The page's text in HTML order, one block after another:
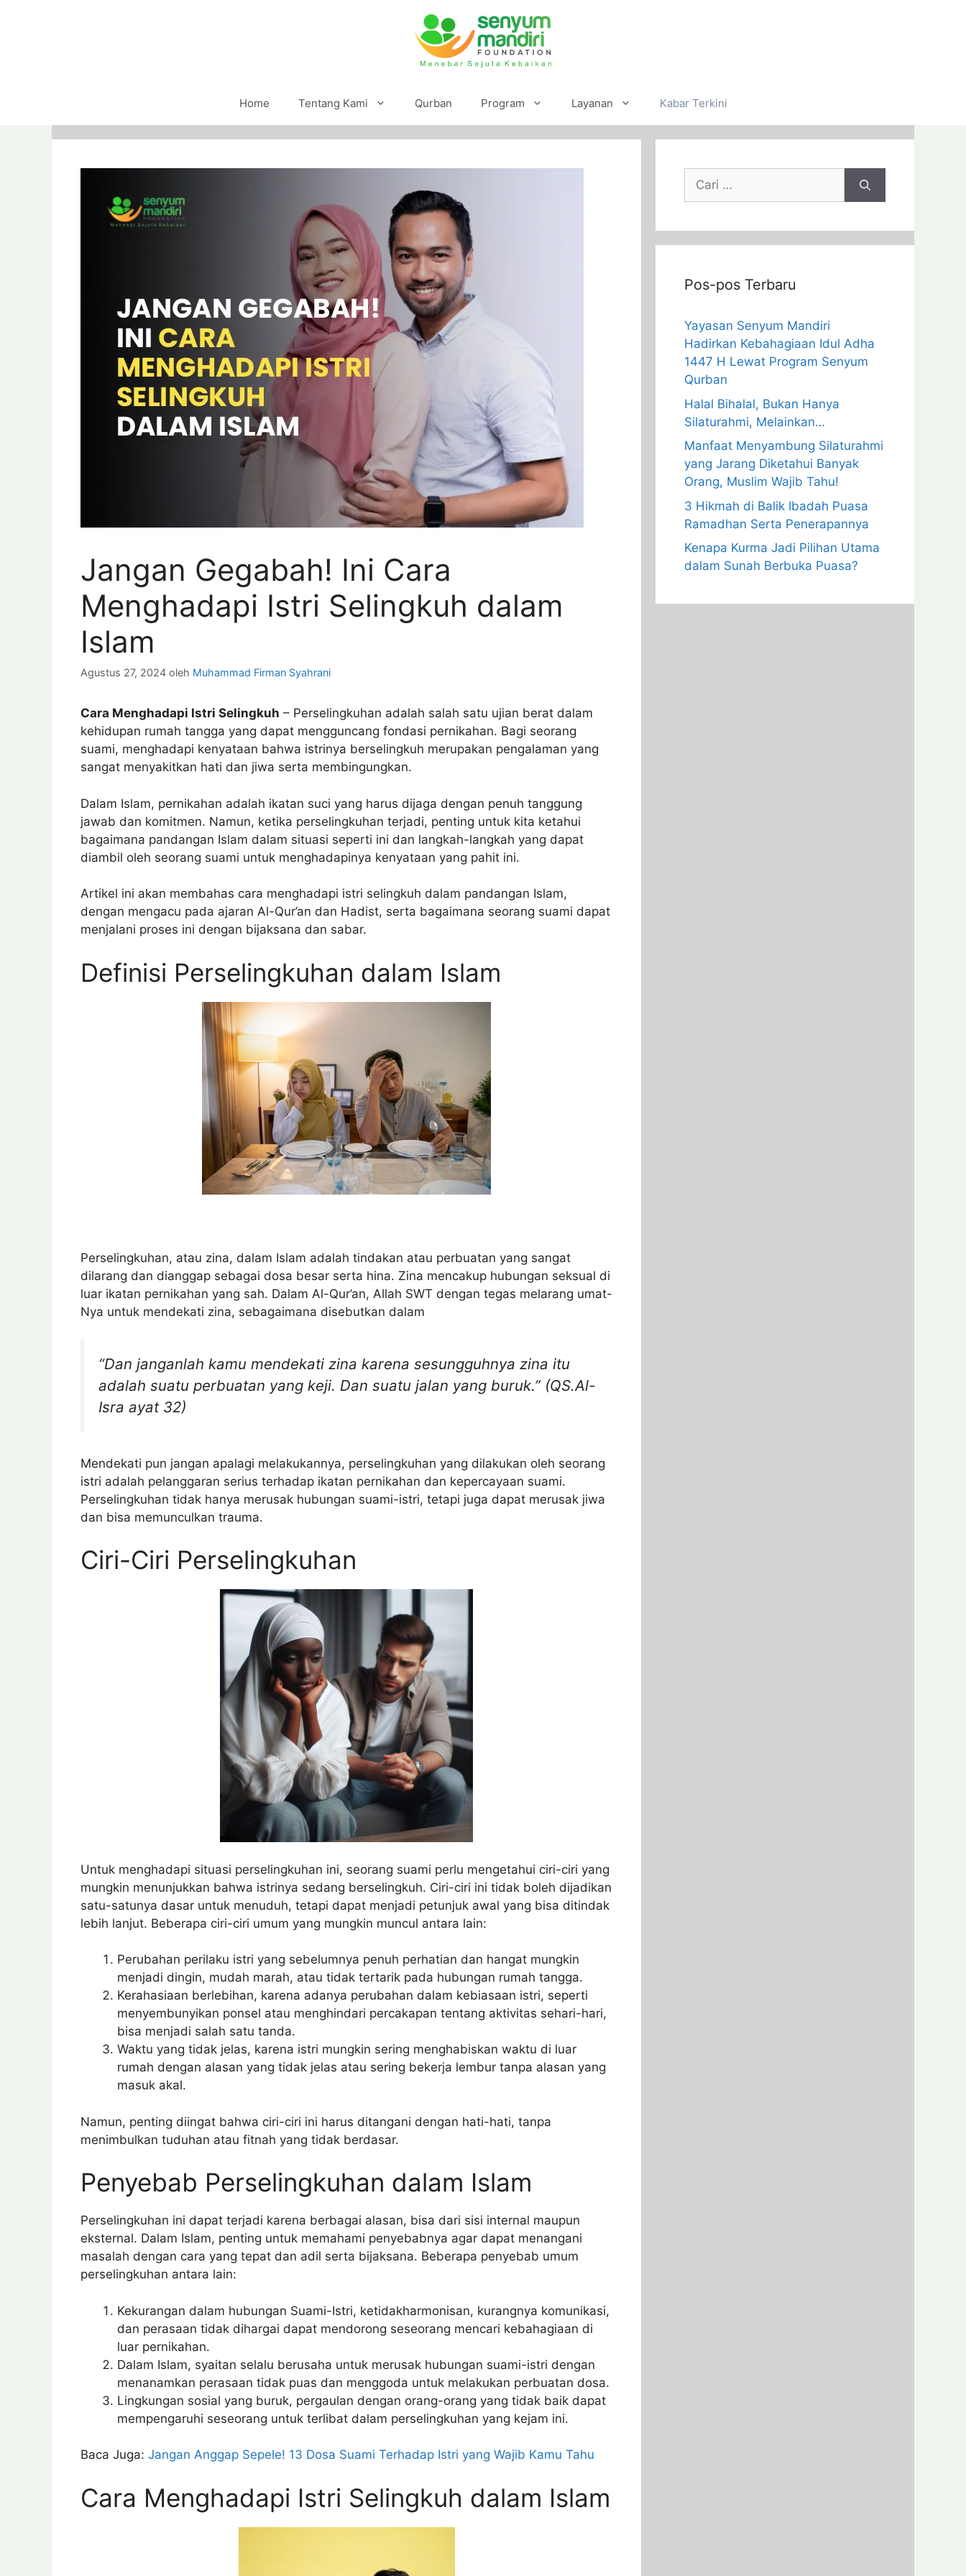
Home Tentang Kami Qurban Program Layanan Kabar Terkini
Jangan Gegabah! Ini Cara
Menghadapi Istri Selingkuh dalam
Islam
Agustus 27, 2024 oleh Muhammad Firman Syahrani
Cara Menghadapi Istri Selingkuh – Perselingkuhan adalah salah satu ujian berat dalam
kehidupan rumah tangga yang dapat mengguncang fondasi pernikahan. Bagi seorang
suami, menghadapi kenyataan bahwa istrinya berselingkuh merupakan pengalaman yang
sangat menyakitkan hati dan jiwa serta membingungkan.
Dalam Islam, pernikahan adalah ikatan suci yang harus dijaga dengan penuh tanggung
jawab dan komitmen. Namun, ketika perselingkuhan terjadi, penting untuk kita ketahui
bagaimana pandangan Islam dalam situasi seperti ini dan langkah-langkah yang dapat
diambil oleh seorang suami untuk menghadapinya kenyataan yang pahit ini.
Artikel ini akan membahas cara menghadapi istri selingkuh dalam pandangan Islam,
dengan mengacu pada ajaran Al-Qur’an dan Hadist, serta bagaimana seorang suami dapat
menjalani proses ini dengan bijaksana dan sabar.
Definisi Perselingkuhan dalam Islam
Perselingkuhan, atau zina, dalam Islam adalah tindakan atau perbuatan yang sangat
dilarang dan dianggap sebagai dosa besar serta hina. Zina mencakup hubungan seksual di
luar ikatan pernikahan yang sah. Dalam Al-Qur’an, Allah SWT dengan tegas melarang umat-
Nya untuk mendekati zina, sebagaimana disebutkan dalam
“Dan janganlah kamu mendekati zina karena sesungguhnya zina itu
adalah suatu perbuatan yang keji. Dan suatu jalan yang buruk.” (QS.Al-
Isra ayat 32)
Mendekati pun jangan apalagi melakukannya, perselingkuhan yang dilakukan oleh seorang
istri adalah pelanggaran serius terhadap ikatan pernikahan dan kepercayaan suami.
Perselingkuhan tidak hanya merusak hubungan suami-istri, tetapi juga dapat merusak jiwa
dan bisa memunculkan trauma.
Ciri-Ciri Perselingkuhan
Untuk menghadapi situasi perselingkuhan ini, seorang suami perlu mengetahui ciri-ciri yang
mungkin menunjukkan bahwa istrinya sedang berselingkuh. Ciri-ciri ini tidak boleh dijadikan
satu-satunya dasar untuk menuduh, tetapi dapat menjadi petunjuk awal yang bisa ditindak
lebih lanjut. Beberapa ciri-ciri umum yang mungkin muncul antara lain:
Perubahan perilaku istri yang sebelumnya penuh perhatian dan hangat mungkin
menjadi dingin, mudah marah, atau tidak tertarik pada hubungan rumah tangga.
Kerahasiaan berlebihan, karena adanya perubahan dalam kebiasaan istri, seperti
menyembunyikan ponsel atau menghindari percakapan tentang aktivitas sehari-hari,
bisa menjadi salah satu tanda.
Waktu yang tidak jelas, karena istri mungkin sering menghabiskan waktu di luar
rumah dengan alasan yang tidak jelas atau sering bekerja lembur tanpa alasan yang
masuk akal.
Namun, penting diingat bahwa ciri-ciri ini harus ditangani dengan hati-hati, tanpa
menimbulkan tuduhan atau fitnah yang tidak berdasar.
Penyebab Perselingkuhan dalam Islam
Perselingkuhan ini dapat terjadi karena berbagai alasan, bisa dari sisi internal maupun
eksternal. Dalam Islam, penting untuk memahami penyebabnya agar dapat menangani
masalah dengan cara yang tepat dan adil serta bijaksana. Beberapa penyebab umum
perselingkuhan antara lain:
Kekurangan dalam hubungan Suami-Istri, ketidakharmonisan, kurangnya komunikasi,
dan perasaan tidak dihargai dapat mendorong seseorang mencari kebahagiaan di
luar pernikahan.
Dalam Islam, syaitan selalu berusaha untuk merusak hubungan suami-istri dengan
menanamkan perasaan tidak puas dan menggoda untuk melakukan perbuatan dosa.
Lingkungan sosial yang buruk, pergaulan dengan orang-orang yang tidak baik dapat
mempengaruhi seseorang untuk terlibat dalam perselingkuhan yang kejam ini.
Baca Juga: Jangan Anggap Sepele! 13 Dosa Suami Terhadap Istri yang Wajib Kamu Tahu
Cara Menghadapi Istri Selingkuh dalam Islam
Pos-pos Terbaru
Yayasan Senyum Mandiri
Hadirkan Kebahagiaan Idul Adha
1447 H Lewat Program Senyum
Qurban
Halal Bihalal, Bukan Hanya
Silaturahmi, Melainkan…
Manfaat Menyambung Silaturahmi
yang Jarang Diketahui Banyak
Orang, Muslim Wajib Tahu!
3 Hikmah di Balik Ibadah Puasa
Ramadhan Serta Penerapannya
Kenapa Kurma Jadi Pilihan Utama
dalam Sunah Berbuka Puasa?